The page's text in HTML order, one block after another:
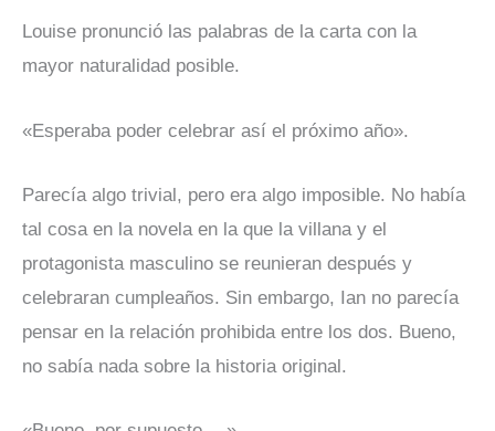
Louise pronunció las palabras de la carta con la
mayor naturalidad posible.
«Esperaba poder celebrar así el próximo año».
Parecía algo trivial, pero era algo imposible. No había
tal cosa en la novela en la que la villana y el
protagonista masculino se reunieran después y
celebraran cumpleaños. Sin embargo, Ian no parecía
pensar en la relación prohibida entre los dos. Bueno,
no sabía nada sobre la historia original.